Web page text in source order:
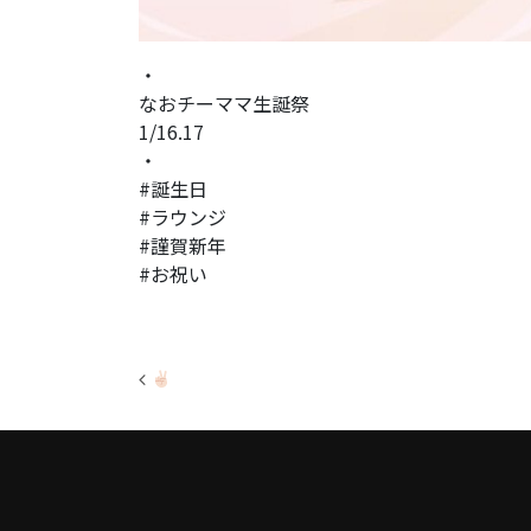
・
なおチーママ生誕祭
1/16.17
・
#誕生日
#ラウンジ
#謹賀新年
#お祝い
投稿ナビゲーション